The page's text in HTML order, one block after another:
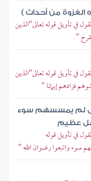
الغزوة من أحداث )
في تأويل قوله تعالى"الذين
"
في تأويل قوله تعالى"الذين
فزادهم إيمانا "
لم يمسسهم سوء
فضل عظيم
في تأويل قوله
سوء واتبعوا رضوان الله "